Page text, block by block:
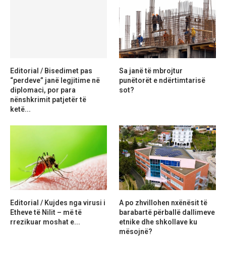
Editorial / Bisedimet pas
“perdeve” janë legjitime në
diplomaci, por para
nënshkrimit patjetër të
ketë...
Sa janë të mbrojtur
punëtorët e ndërtimtarisë
sot?
Editorial / Kujdes nga virusi i
Etheve të Nilit – më të
rrezikuar moshat e...
A po zhvillohen nxënësit të
barabartë përballë dallimeve
etnike dhe shkollave ku
mësojnë?